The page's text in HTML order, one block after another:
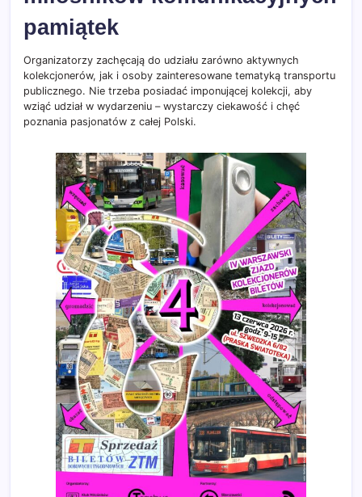
pamiątek
Organizatorzy zachęcają do udziału zarówno aktywnych
kolekcjonerów, jak i osoby zainteresowane tematyką transportu
publicznego. Nie trzeba posiadać imponującej kolekcji, aby
wziąć udział w wydarzeniu – wystarczy ciekawość i chęć
poznania pasjonatów z całej Polski.